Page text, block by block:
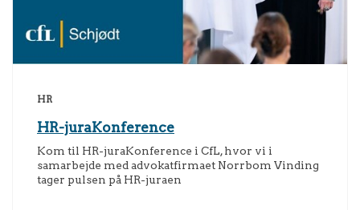
HR
HR-juraKonference
Kom til HR-juraKonference i CfL, hvor vi i
samarbejde med advokatfirmaet Norrbom Vinding
tager pulsen på HR-juraen